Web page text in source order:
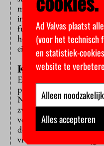
mate van assertiviteit van
immers niet bepalend
fundamentele rechten
het vonnis. NWO steekt
eigen boezem en belooft
Kinderen krijgen
Eckes is dolblij met de
principekwestie. Ik ken
NWO-aanvraag nadeel
zwangerschap.
verrassend: een Vidi-
dertigste en je veertigste,
vrouwen kinderen
Ad Valvas plaatst
(voor het technisch
en statistiek-
website te
Alleen
Alles accepteren